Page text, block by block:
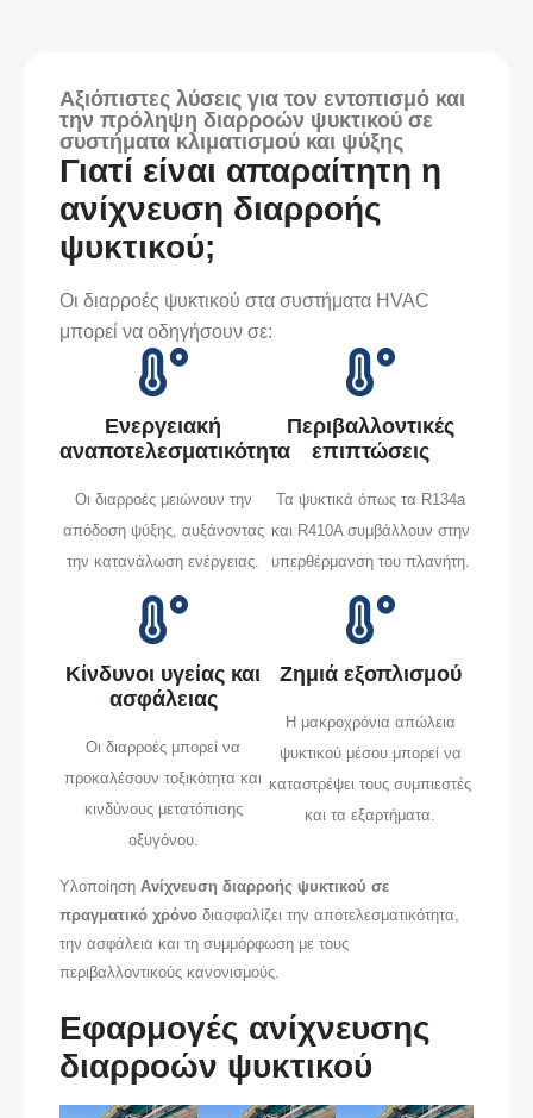
Αξιόπιστες λύσεις για τον εντοπισμό και
την πρόληψη διαρροών ψυκτικού σε
συστήματα κλιματισμού και ψύξης
Γιατί είναι απαραίτητη η
ανίχνευση διαρροής
ψυκτικού;
Οι διαρροές ψυκτικού στα συστήματα HVAC
μπορεί να οδηγήσουν σε:
Ενεργειακή
αναποτελεσματικότητα
Οι διαρροές μειώνουν την
απόδοση ψύξης, αυξάνοντας
την κατανάλωση ενέργειας.
Περιβαλλοντικές
επιπτώσεις
Τα ψυκτικά όπως τα R134a
και R410A συμβάλλουν στην
υπερθέρμανση του πλανήτη.
Κίνδυνοι υγείας και
ασφάλειας
Οι διαρροές μπορεί να
προκαλέσουν τοξικότητα και
κινδύνους μετατόπισης
οξυγόνου.
Ζημιά εξοπλισμού
Η μακροχρόνια απώλεια
ψυκτικού μέσου μπορεί να
καταστρέψει τους συμπιεστές
και τα εξαρτήματα.
Υλοποίηση Ανίχνευση διαρροής ψυκτικού σε
πραγματικό χρόνο διασφαλίζει την αποτελεσματικότητα,
την ασφάλεια και τη συμμόρφωση με τους
περιβαλλοντικούς κανονισμούς.
Εφαρμογές ανίχνευσης
διαρροών ψυκτικού